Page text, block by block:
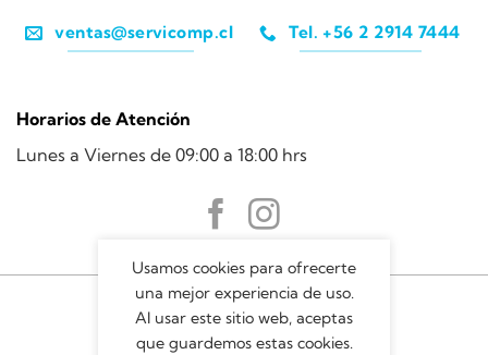
ventas@servicomp.cl Tel. +56 2 2914 7444
Horarios de Atención
Lunes a Viernes de 09:00 a 18:00 hrs
Usamos cookies para ofrecerte
una mejor experiencia de uso.
Al usar este sitio web, aceptas
que guardemos estas cookies.